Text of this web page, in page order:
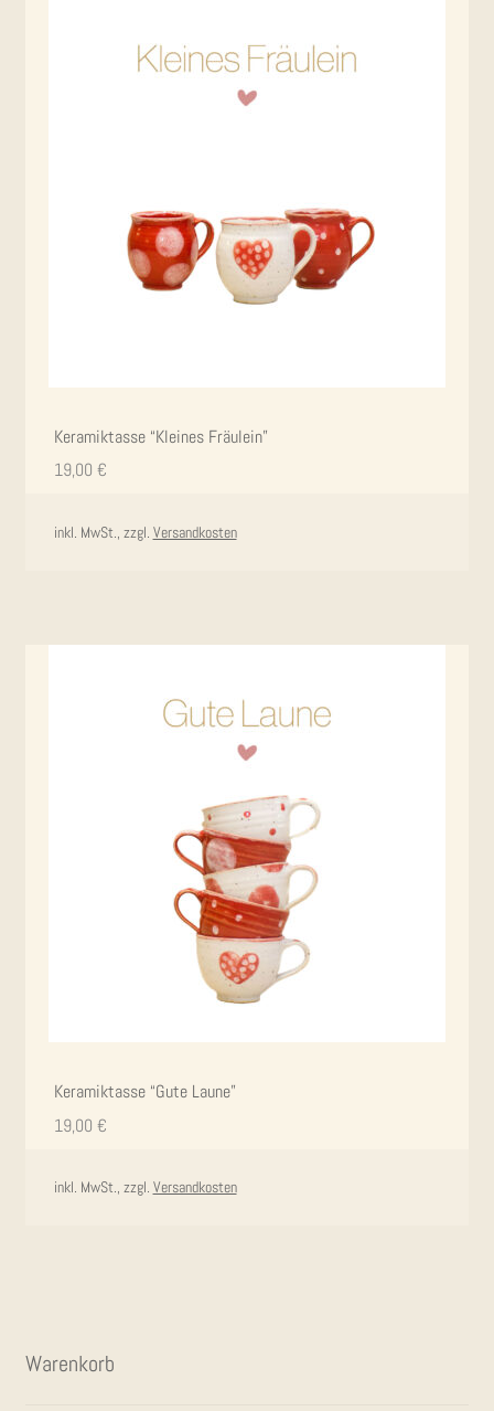
Kera­mik­tas­se “Klei­nes Fräulein”
19,00 €
inkl. MwSt., zzgl. Versandkosten
Kera­mik­tas­se “Gute Laune”
19,00 €
inkl. MwSt., zzgl. Versandkosten
Waren­korb